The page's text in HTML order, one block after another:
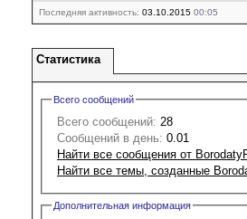
Последняя активность: 03.10.2015 00:05
Статистика
Всего сообщений
Всего сообщений: 28
Сообщений в день: 0.01
Найти все сообщения от
Найти все темы, созданные
Дополнительная информация